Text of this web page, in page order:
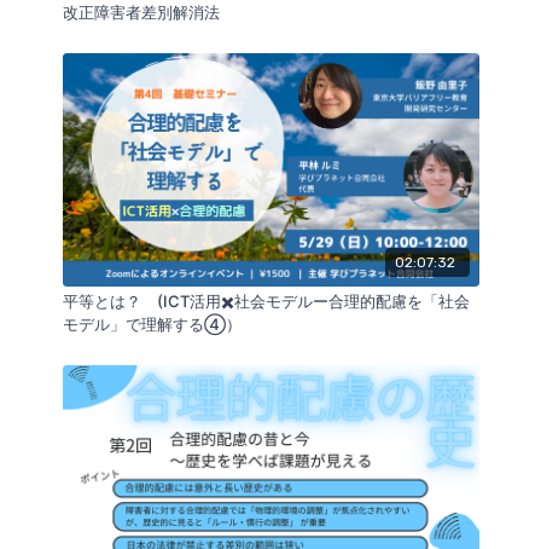
改正障害者差別解消法
02:07:32
平等とは？ (ICT活用✖️社会モデルー合理的配慮を「社会
モデル」で理解する④）